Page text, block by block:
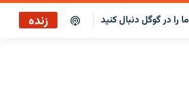
ما را در گوگل دنبال کنید زنده